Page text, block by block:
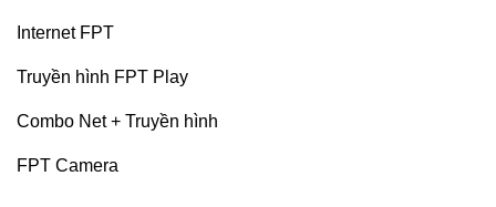
Internet FPT
Truyền hình FPT Play
Combo Net + Truyền hình
FPT Camera